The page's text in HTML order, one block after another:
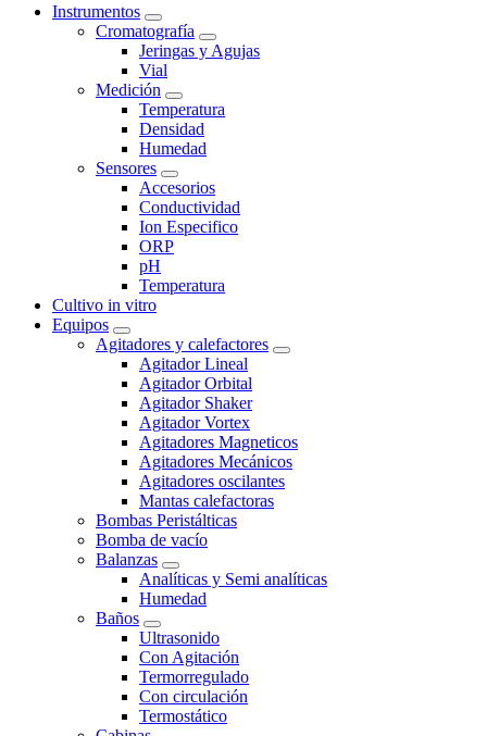
Instrumentos
Cromatografía
Jeringas y Agujas
Vial
Medición
Temperatura
Densidad
Humedad
Sensores
Accesorios
Conductividad
Ion Especifico
ORP
pH
Temperatura
Cultivo in vitro
Equipos
Agitadores y calefactores
Agitador Lineal
Agitador Orbital
Agitador Shaker
Agitador Vortex
Agitadores Magneticos
Agitadores Mecánicos
Agitadores oscilantes
Mantas calefactoras
Bombas Peristálticas
Bomba de vacío
Balanzas
Analíticas y Semi analíticas
Humedad
Baños
Ultrasonido
Con Agitación
Termorregulado
Con circulación
Termostático